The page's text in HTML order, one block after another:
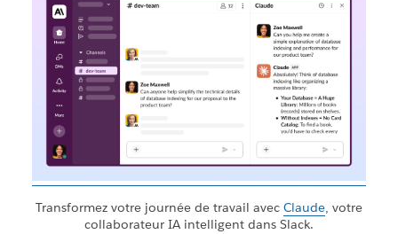
Transformez votre journée de travail avec Claude, votre
collaborateur IA intelligent dans Slack.